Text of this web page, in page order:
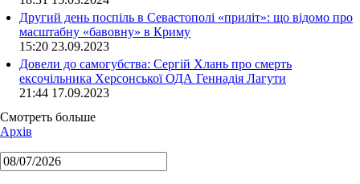
Другий день поспіль в Севастополі «приліт»: що відомо про
масштабну «бавовну» в Криму
15:20 23.09.2023
Довели до самогубства: Сергій Хлань про смерть
ексочільника Херсонської ОДА Геннадія Лагути
21:44 17.09.2023
Смотреть больше
Архів